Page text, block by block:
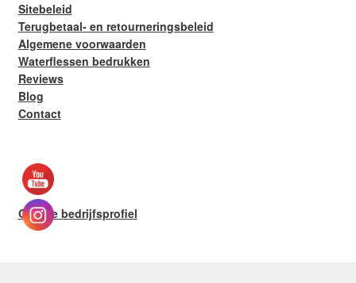
Sitebeleid
Terugbetaal- en retourneringsbeleid
Algemene voorwaarden
Waterflessen bedrukken
Reviews
Blog
Contact
Google bedrijfsprofiel